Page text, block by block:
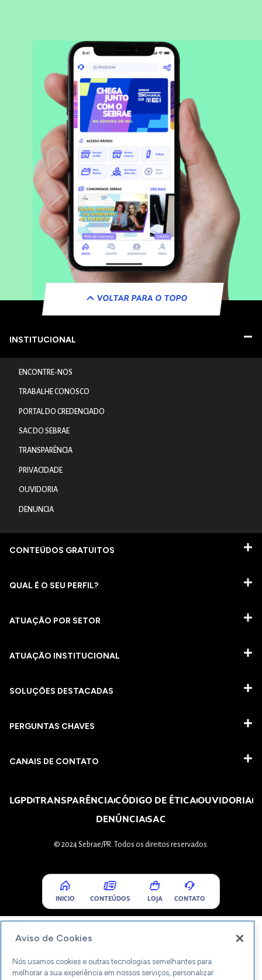
VOLTAR PARA O TOPO
INSTITUCIONAL
ENCONTRE-NOS
TRABALHE CONOSCO
PORTAL DO CREDENCIADO
SAC DO SEBRAE
TRANSPARÊNCIA
PRIVACIDADE
OUVIDORIA
DENUNCIA
CONTEÚDOS GRATUITOS
QUAL É O SEU PERFIL?
ATUAÇÃO POR SETOR
ATUAÇÃO INSTITUCIONAL
SOLUÇÕES DESTACADAS
PERGUNTAS CHAVES​
CANAIS DE CONTATO
LGPDTRANSPARÊNCIACÓDIGO DE ÉTICAOUVIDORIA
DENÚNCIASAC
© 2024 Sebrae/PR. Todos os direitos reservados.
INICIO CONTEÚDOS LOJA CONTATO
Aviso de Cookies
Nós usamos cookies e outras tecnologias semelhantes para
melhorar a sua experiência em nossos serviços, personalizar